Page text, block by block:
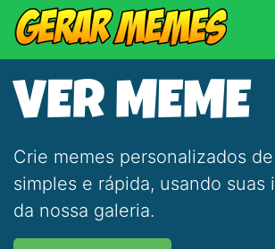
VER MEME
Crie memes personalizados
simples e rápida, usando suas
da nossa galeria.